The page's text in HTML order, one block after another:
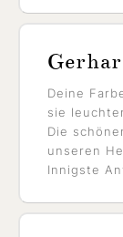
Deine
sie
Die
unseren
Innigste